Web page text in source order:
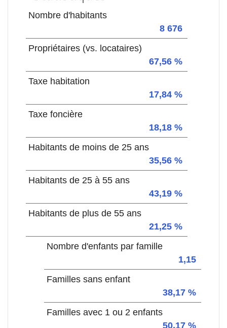
Nombre d'habitants
8 676
Propriétaires (vs. locataires)
67,56 %
Taxe habitation
17,84 %
Taxe foncière
18,18 %
Habitants de moins de 25 ans
35,56 %
Habitants de 25 à 55 ans
43,19 %
Habitants de plus de 55 ans
21,25 %
Nombre d'enfants par famille
1,15
Familles sans enfant
38,17 %
Familles avec 1 ou 2 enfants
50,17 %